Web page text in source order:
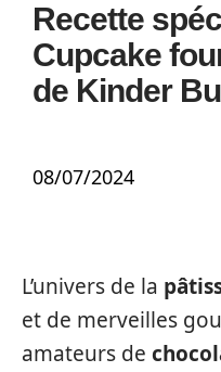
Recette
Cupcake
de Kinder
08/07/2024
L’univers de la
et de merveilles
amateurs de